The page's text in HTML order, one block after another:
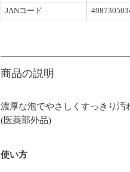
JANコード
商品の説明
濃厚な泡でやさしくすっきり汚
(医薬部外品)
使い方